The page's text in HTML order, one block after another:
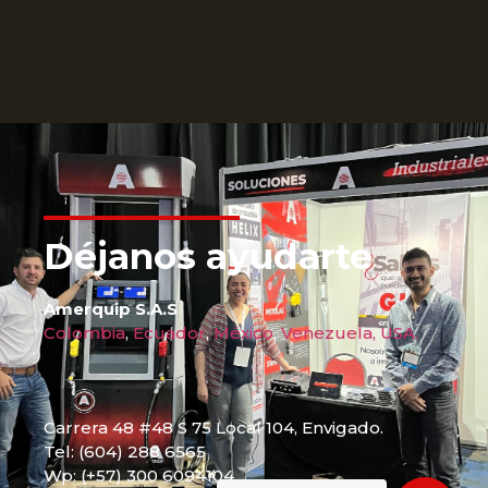
Déjanos ayudarte
Amerquip S.A.S
Colombia,Ecuador,México,Venezuela, USA.
Carrera 48 #48 S 75 Local 104, Envigado.
Tel: (604) 288 6565
Wp: (+57) 300 6094104